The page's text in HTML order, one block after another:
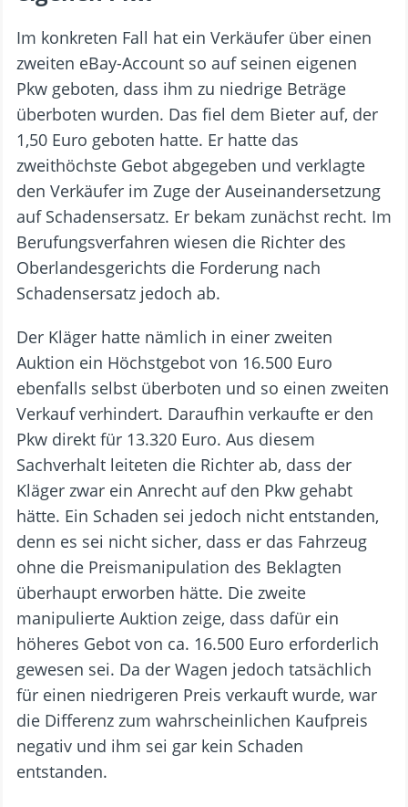
Im konkreten Fall hat ein Verkäufer über einen
zweiten eBay-Account so auf seinen eigenen
Pkw geboten, dass ihm zu niedrige Beträge
überboten wurden. Das fiel dem Bieter auf, der
1,50 Euro geboten hatte. Er hatte das
zweithöchste Gebot abgegeben und verklagte
den Verkäufer im Zuge der Auseinandersetzung
auf Schadensersatz. Er bekam zunächst recht. Im
Berufungsverfahren wiesen die Richter des
Oberlandesgerichts die Forderung nach
Schadensersatz jedoch ab.
Der Kläger hatte nämlich in einer zweiten
Auktion ein Höchstgebot von 16.500 Euro
ebenfalls selbst überboten und so einen zweiten
Verkauf verhindert. Daraufhin verkaufte er den
Pkw direkt für 13.320 Euro. Aus diesem
Sachverhalt leiteten die Richter ab, dass der
Kläger zwar ein Anrecht auf den Pkw gehabt
hätte. Ein Schaden sei jedoch nicht entstanden,
denn es sei nicht sicher, dass er das Fahrzeug
ohne die Preismanipulation des Beklagten
überhaupt erworben hätte. Die zweite
manipulierte Auktion zeige, dass dafür ein
höheres Gebot von ca. 16.500 Euro erforderlich
gewesen sei. Da der Wagen jedoch tatsächlich
für einen niedrigeren Preis verkauft wurde, war
die Differenz zum wahrscheinlichen Kaufpreis
negativ und ihm sei gar kein Schaden
entstanden.